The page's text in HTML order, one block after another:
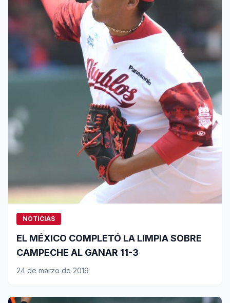
NOTICIAS
EL MÉXICO COMPLETÓ LA LIMPIA SOBRE
CAMPECHE AL GANAR 11-3
24 de marzo de 2019